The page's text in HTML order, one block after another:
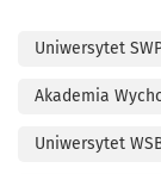
Uniwersytet
Akademia
Uniwersytet